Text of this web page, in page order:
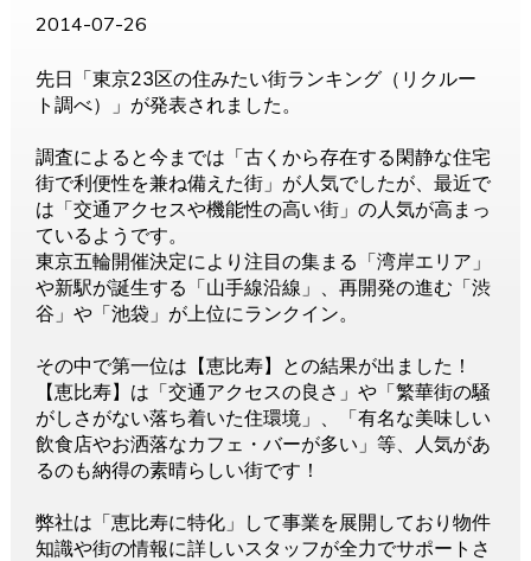
2014-07-26
先日「東京23区の住みたい街ランキング（リクルー
ト調べ）」が発表されました。
調査によると今までは「古くから存在する閑静な住宅
街で利便性を兼ね備えた街」が人気でしたが、最近で
は「交通アクセスや機能性の高い街」の人気が高まっ
ているようです。
東京五輪開催決定により注目の集まる「湾岸エリア」
や新駅が誕生する「山手線沿線」、再開発の進む「渋
谷」や「池袋」が上位にランクイン。
その中で第一位は【恵比寿】との結果が出ました！
【恵比寿】は「交通アクセスの良さ」や「繁華街の騒
がしさがない落ち着いた住環境」、「有名な美味しい
飲食店やお洒落なカフェ・バーが多い」等、人気があ
るのも納得の素晴らしい街です！
弊社は「恵比寿に特化」して事業を展開しており物件
知識や街の情報に詳しいスタッフが全力でサポートさ